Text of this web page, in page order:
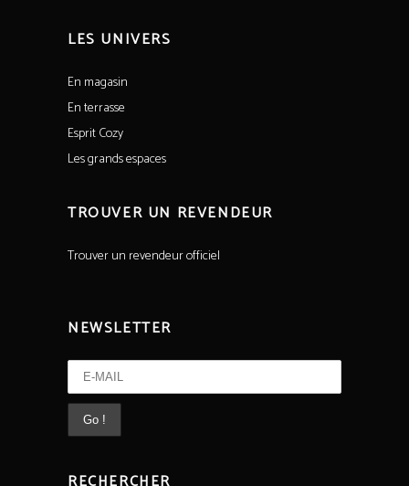
LES UNIVERS
En magasin
En terrasse
Esprit Cozy
Les grands espaces
TROUVER UN REVENDEUR
Trouver un revendeur officiel
NEWSLETTER